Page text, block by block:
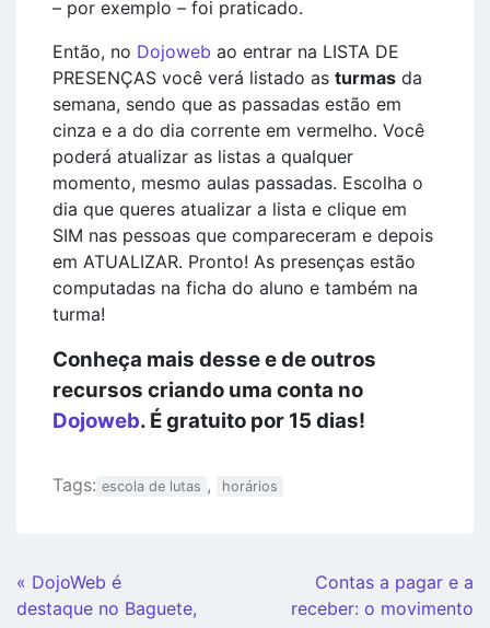
– por exemplo – foi praticado.
Então, no Dojoweb ao entrar na LISTA DE
PRESENÇAS você verá listado as turmas da
semana, sendo que as passadas estão em
cinza e a do dia corrente em vermelho. Você
poderá atualizar as listas a qualquer
momento, mesmo aulas passadas. Escolha o
dia que queres atualizar a lista e clique em
SIM nas pessoas que compareceram e depois
em ATUALIZAR. Pronto! As presenças estão
computadas na ficha do aluno e também na
turma!
Conheça mais desse e de outros
recursos criando uma conta no
Dojoweb. É gratuito por 15 dias!
Tags: escola de lutas , horários
Continue
Lendo
« DojoWeb é
destaque no Baguete,
Contas a pagar e a
receber: o movimento